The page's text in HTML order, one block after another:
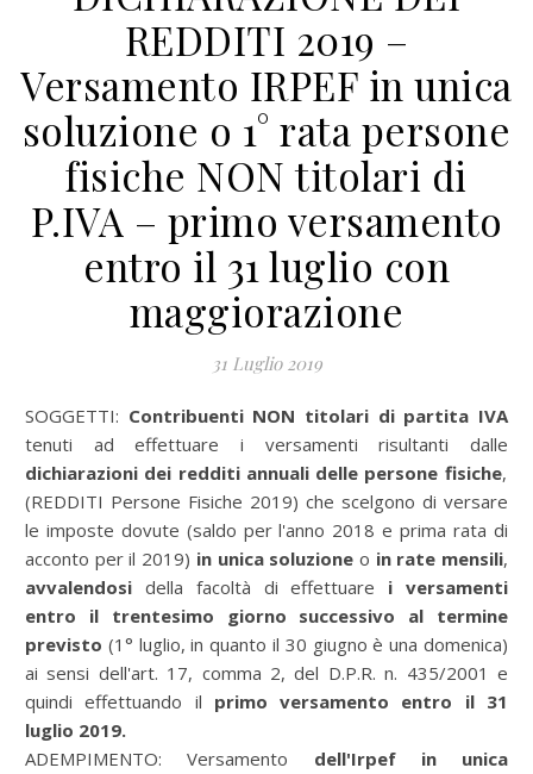
REDDITI 2019 –
Versamento IRPEF in unica
soluzione o 1° rata persone
fisiche NON titolari di
P.IVA – primo versamento
entro il 31 luglio con
maggiorazione
31 Luglio 2019
SOGGETTI: Contribuenti NON titolari di partita IVA
tenuti ad effettuare i versamenti risultanti dalle
dichiarazioni dei redditi annuali delle persone fisiche,
(REDDITI Persone Fisiche 2019) che scelgono di versare
le imposte dovute (saldo per l'anno 2018 e prima rata di
acconto per il 2019) in unica soluzione o in rate mensili,
avvalendosi della facoltà di effettuare i versamenti
entro il trentesimo giorno successivo al termine
previsto (1° luglio, in quanto il 30 giugno è una domenica)
ai sensi dell'art. 17, comma 2, del D.P.R. n. 435/2001 e
quindieffettuando il primo versamento entro il 31
luglio 2019.
ADEMPIMENTO:Versamento dell'Irpef
in unica